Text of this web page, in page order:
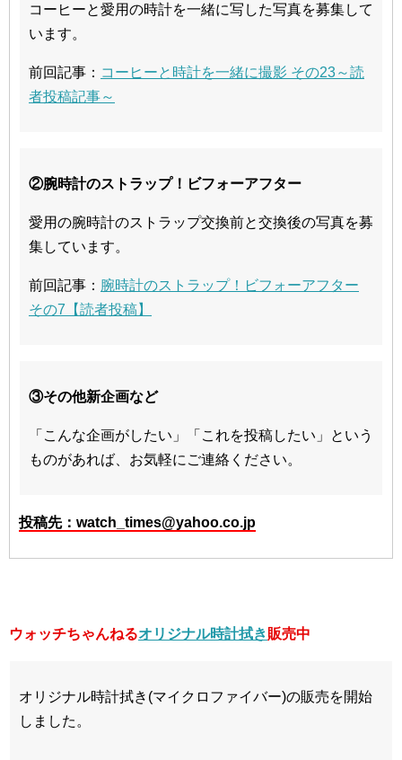
コーヒーと愛用の時計を一緒に写した写真を募集して
います。
前回記事： コーヒーと時計を一緒に撮影 その23～読
者投稿記事～
②腕時計のストラップ！ビフォーアフター
愛用の腕時計のストラップ交換前と交換後の写真を募
集しています。
前回記事： 腕時計のストラップ！ビフォーアフター
その7【読者投稿】
③その他新企画など
「こんな企画がしたい」「これを投稿したい」という
ものがあれば、お気軽にご連絡ください。
投稿先：watch_times@yahoo.co.jp
ウォッチちゃんねるオリジナル時計拭き販売中
オリジナル時計拭き(マイクロファイバー)の販売を開始
しました。